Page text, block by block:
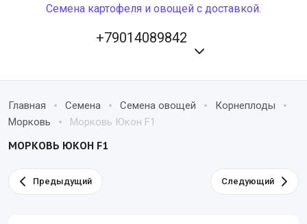
Семена картофеля и овощей с доставкой.
+79014089842
Главная Семена Семена овощей
Корнеплоды
Морковь
Морковь Юкон F1
МОРКОВЬ ЮКОН F1
Предыдущий Следующий